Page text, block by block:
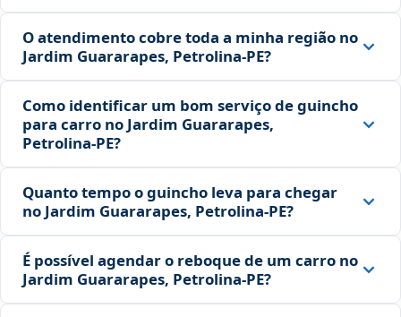
O atendimento cobre toda a minha região no
Jardim Guararapes, Petrolina‑PE?
Como identificar um bom serviço de guincho
para carro no Jardim Guararapes,
Petrolina‑PE?
Quanto tempo o guincho leva para chegar
no Jardim Guararapes, Petrolina‑PE?
É possível agendar o reboque de um carro no
Jardim Guararapes, Petrolina‑PE?